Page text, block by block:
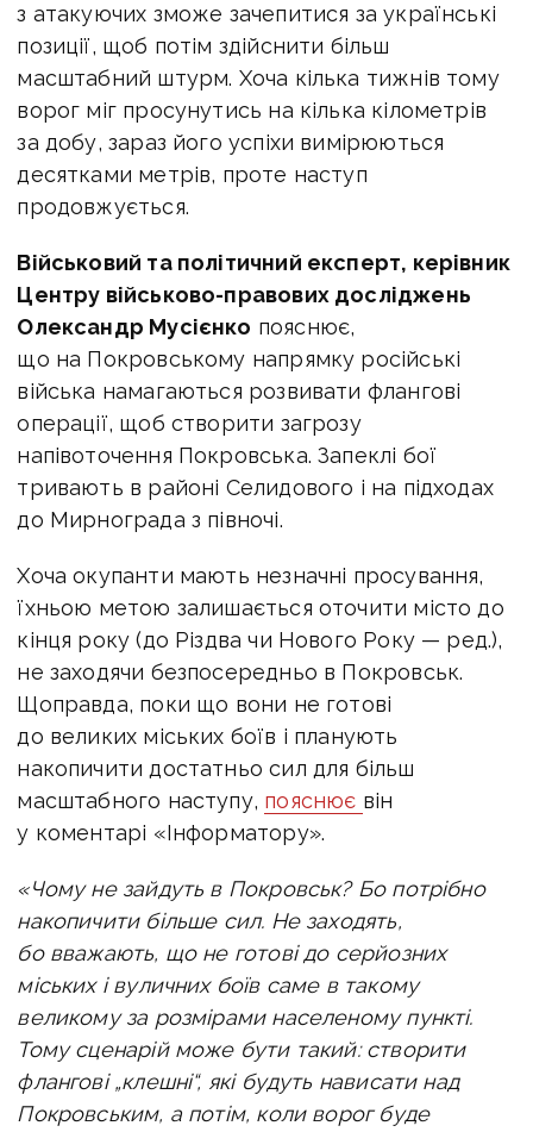
з атакуючих зможе зачепитися за українські
позиції, щоб потім здійснити більш
масштабний штурм. Хоча кілька тижнів тому
ворог міг просунутись на кілька кілометрів
за добу, зараз його успіхи вимірюються
десятками метрів, проте наступ
продовжується.
Військовий та політичний експерт, керівник
Центру військово-правових досліджень
Олександр Мусієнко пояснює,
що на Покровському напрямку російські
війська намагаються розвивати флангові
операції, щоб створити загрозу
напівоточення Покровська. Запеклі бої
тривають в районі Селидового і на підходах
до Мирнограда з півночі.
Хоча окупанти мають незначні просування,
їхньою метою залишається оточити місто до
кінця року (до Різдва чи Нового Року — ред.),
не заходячи безпосередньо в Покровськ.
Щоправда, поки що вони не готові
до великих міських боїв і планують
накопичити достатньо сил для більш
масштабного наступу, пояснює він
у коментарі «Інформатору».
«Чому не зайдуть в Покровськ? Бо потрібно
накопичити більше сил. Не заходять,
бо вважають, що не готові до серйозних
міських і вуличних боїв саме в такому
великому за розмірами населеному пункті.
Тому сценарій може бути такий: створити
флангові „клешні“, які будуть нависати над
Покровським, а потім, коли ворог буде